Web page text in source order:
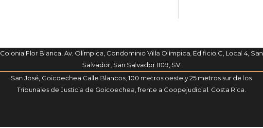
Colonia Flor Blanca, Av. Olímpica, Condominio Villa Olímpica, Edificio C, Local 4, San
Salvador, San Salvador 1109, SV
San José, Goicoechea Calle Blancos, 100 metros oeste y 25 metros sur de los
Tribunales de Justicia de Goicoechea, frente a Coopejudicial. Costa Rica.